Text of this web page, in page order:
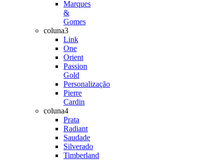
Marques
&
Gomes
coluna3
Link
One
Orient
Passion
Gold
Personalização
Pierre
Cardin
coluna4
Prata
Radiant
Saudade
Silverado
Timberland